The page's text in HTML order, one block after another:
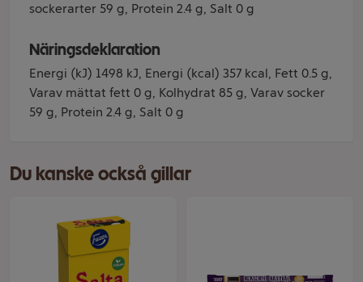
sockerarter 59 g, Protein 2.4 g, Salt 0 g
Näringsdeklaration
Energi (kJ) 1498 kJ, Energi (kcal) 357 kcal, Fett 0.5 g,
Varav mättat fett 0 g, Kolhydrat 85 g, Varav socker
59 g, Protein 2.4 g, Salt 0 g
Du kanske också gillar